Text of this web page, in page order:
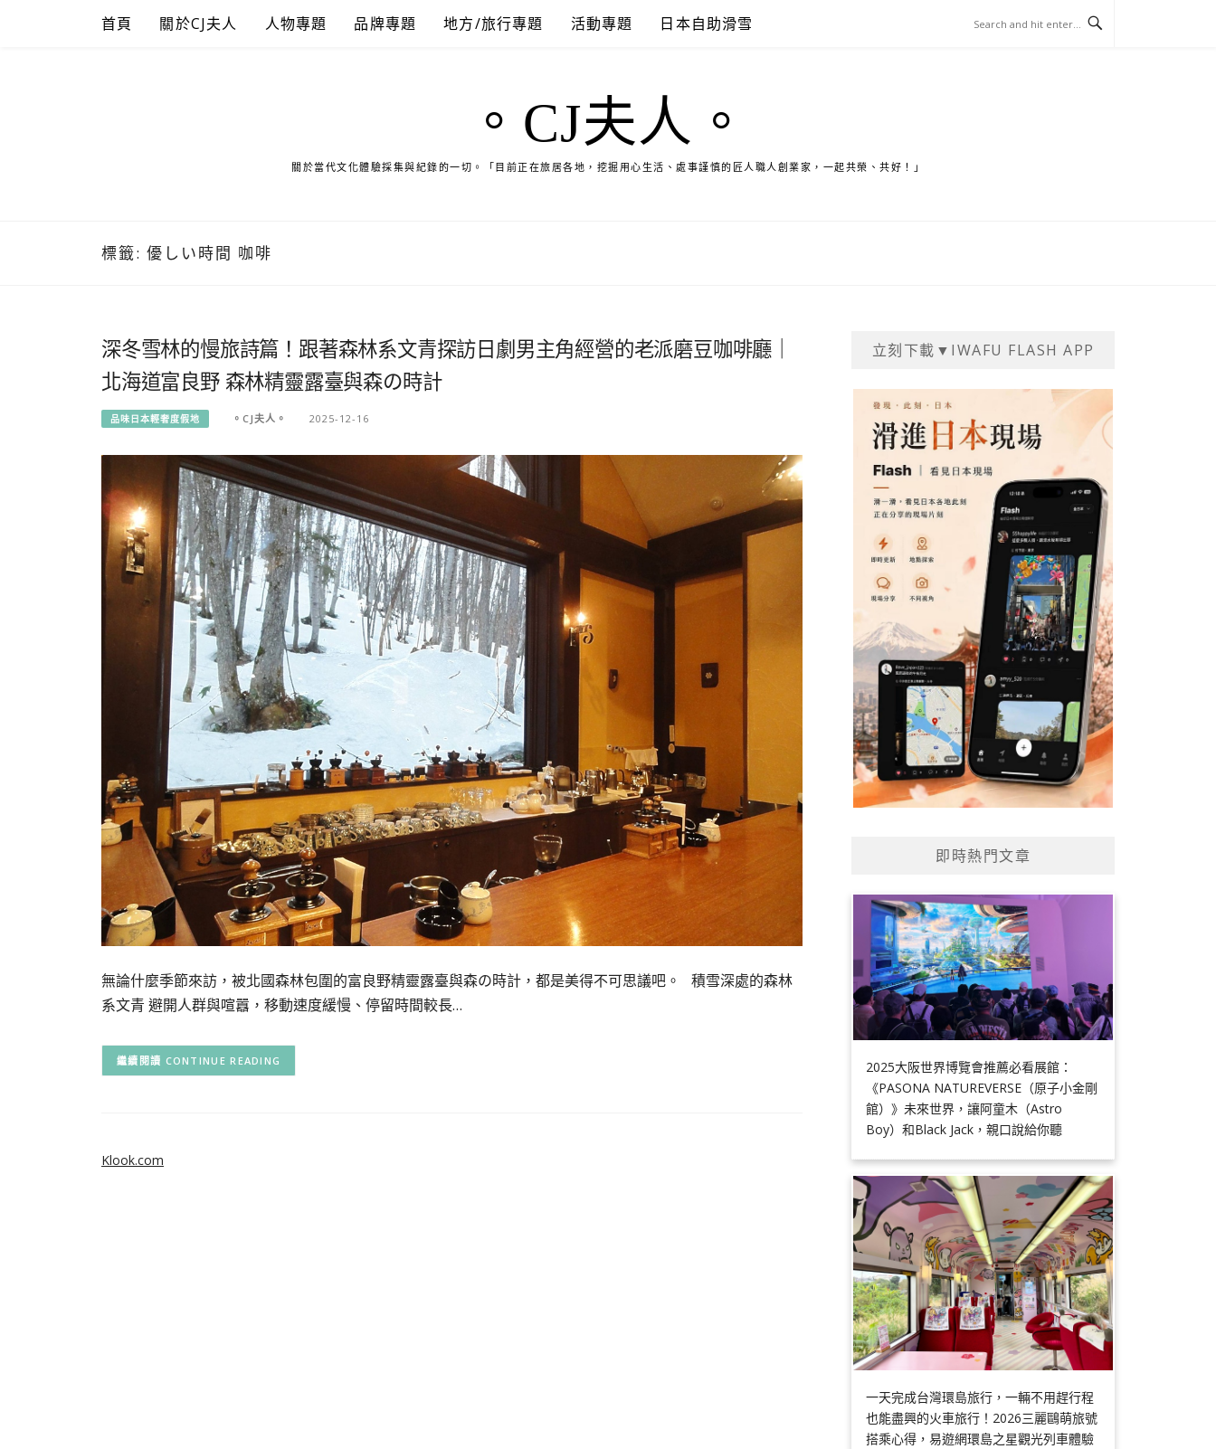
首頁 關於CJ夫人 人物專題 品牌專題 地方/旅行專題 活動專題 日本自助滑雪
。CJ夫人。
關於當代文化體驗採集與紀錄的一切。「目前正在旅居各地，挖掘用心生活、處事謹慎的匠人職人創業家，一起共榮、共好！」
標籤: 優しい時間 咖啡
深冬雪林的慢旅詩篇！跟著森林系文青探訪日劇男主角經營的老派磨豆咖啡廳｜
北海道富良野 森林精靈露臺與森の時計
品味日本輕奢度假地 。CJ夫人。 2025-12-16
無論什麼季節來訪，被北國森林包圍的富良野精靈露臺與森の時計，都是美得不可思議吧。 積雪深處的森林
系文青 避開人群與喧囂，移動速度緩慢、停留時間較長…
CONTINUE READING
立刻下載▼IWAFU FLASH APP
即時熱門文章
2025大阪世界博覽會推薦必看展館：
《PASONA NATUREVERSE（原子小金剛
館）》未來世界，讓阿童木（Astro
Boy）和Black Jack，親口說給你聽
一天完成台灣環島旅行，一輛不用趕行程
也能盡興的火車旅行！2026三麗鷗萌旅號
搭乘心得，易遊網環島之星觀光列車體驗
Klook.com